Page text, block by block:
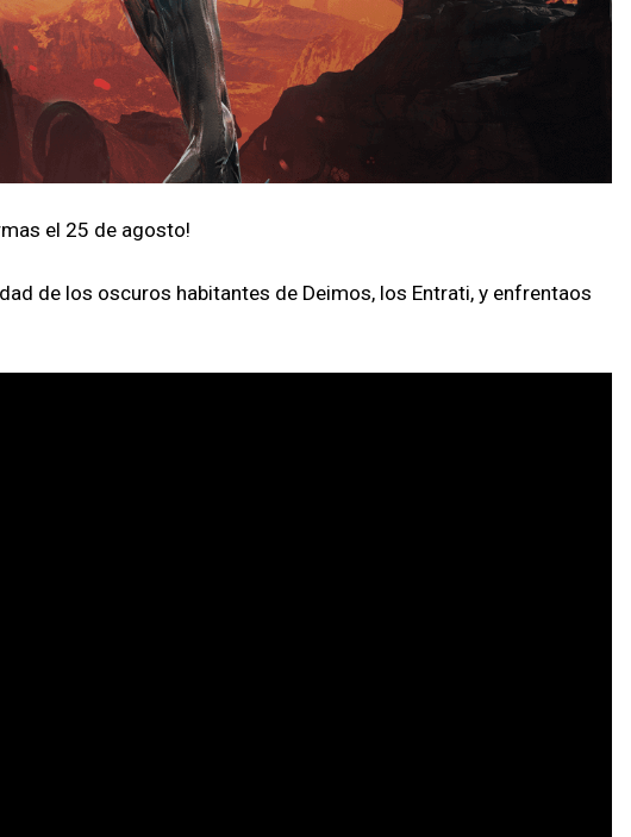
el 25 de agosto!
de los oscuros habitantes de Deimos, los Entrati, y enfrentaos